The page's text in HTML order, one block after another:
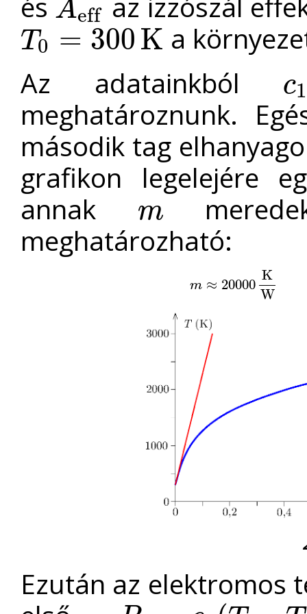
Aeff
Aef
T0 = 300K
T0 =300K
a
Az adatainkból
c1
c1
meghatároznunk.
második tag
grafikon legelejére
annak
m
m
meghatározható:
m ≈ 20000
K
W
m ≈20000K W→
Ezután az elektromos